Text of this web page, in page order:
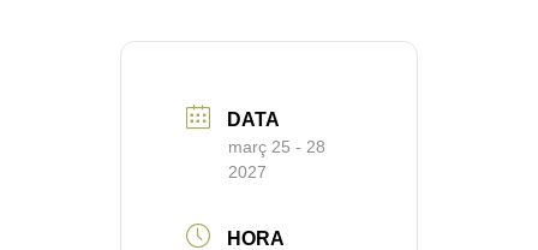
DATA
març 25 - 28
2027
HORA